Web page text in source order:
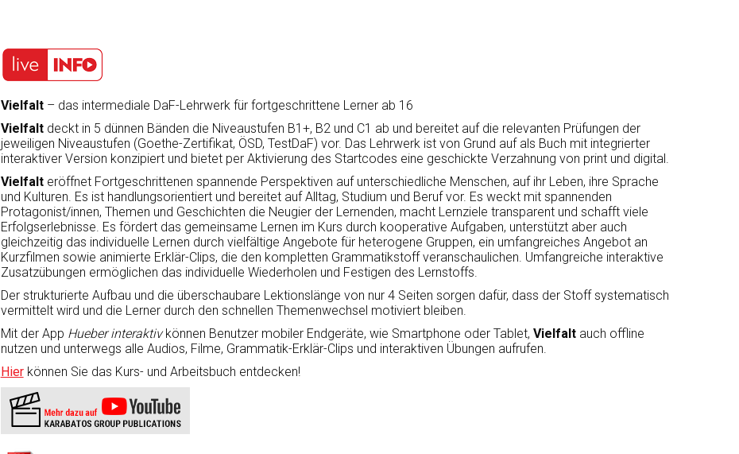
Vielfalt– das intermediale DaF-Lehrwerk für fortgeschrittene Lerner ab 16
Vielfaltdeckt in 5 dünnen Bänden die Niveaustufen B1+, B2 und C1 ab und bereitet auf die relevanten Prüfungen der
jeweiligen Niveaustufen (Goethe-Zertifikat, ÖSD, TestDaF) vor. Das Lehrwerk ist von Grund auf als Buch mit integrierter
interaktiver Version konzipiert und bietet per Aktivierung des Startcodes eine geschickte Verzahnung von print und digital.
Vielfalt eröffnet Fortgeschrittenen spannende Perspektiven auf unterschiedliche Menschen, auf ihr Leben, ihre Sprache
und Kulturen. Es ist handlungsorientiert und bereitet auf Alltag, Studium und Beruf vor. Es weckt mit spannenden
Protagonist/innen, Themen und Geschichten die Neugier der Lernenden, macht Lernziele transparent und schafft viele
Erfolgserlebnisse. Es fördert das gemeinsame Lernen im Kurs durch kooperative Aufgaben, unterstützt aber auch
gleichzeitig das individuelle Lernen durch vielfältige Angebote für heterogene Gruppen, ein umfangreiches Angebot an
Kurzfilmen sowie animierte Erklär-Clips, die den kompletten Grammatikstoff veranschaulichen. Umfangreiche interaktive
Zusatzübungen ermöglichen das individuelle Wiederholen und Festigen des Lernstoffs.
Der strukturierte Aufbau und die überschaubare Lektionslänge von nur 4 Seiten sorgen dafür, dass der Stoff systematisch
vermittelt wird und die Lerner durch den schnellen Themenwechsel motiviert bleiben.
Mit der App Hueber interaktivkönnen Benutzer mobiler Endgeräte, wie Smartphone oder Tablet, Vielfaltauch offline
nutzen und unterwegs alle Audios, Filme, Grammatik-Erklär-Clips und interaktiven Übungen aufrufen.
Hierkönnen Sie das Kurs- und Arbeitsbuch entdecken!